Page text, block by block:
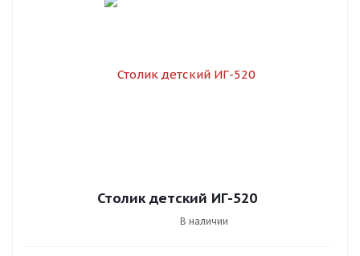
Столик детский ИГ-520
В наличии